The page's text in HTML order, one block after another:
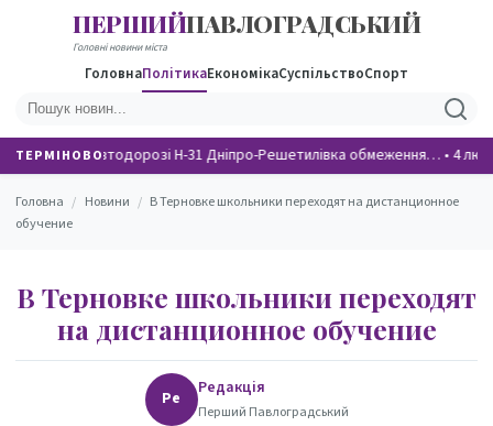
ПЕРШИЙПАВЛОГРАДСЬКИЙ
Головні новини міста
ГоловнаПолітикаЕкономікаСуспільствоСпорт
ТЕРМІНОВОНа автодорозі Н-31 Дніпро-Решетилівка обмеження… • 4
Головна / Новини / В Терновке школьники переходят на дистанционное
обучение
В Терновке школьники переходят
на дистанционное обучение
Ре Редакція
Перший Павлоградський